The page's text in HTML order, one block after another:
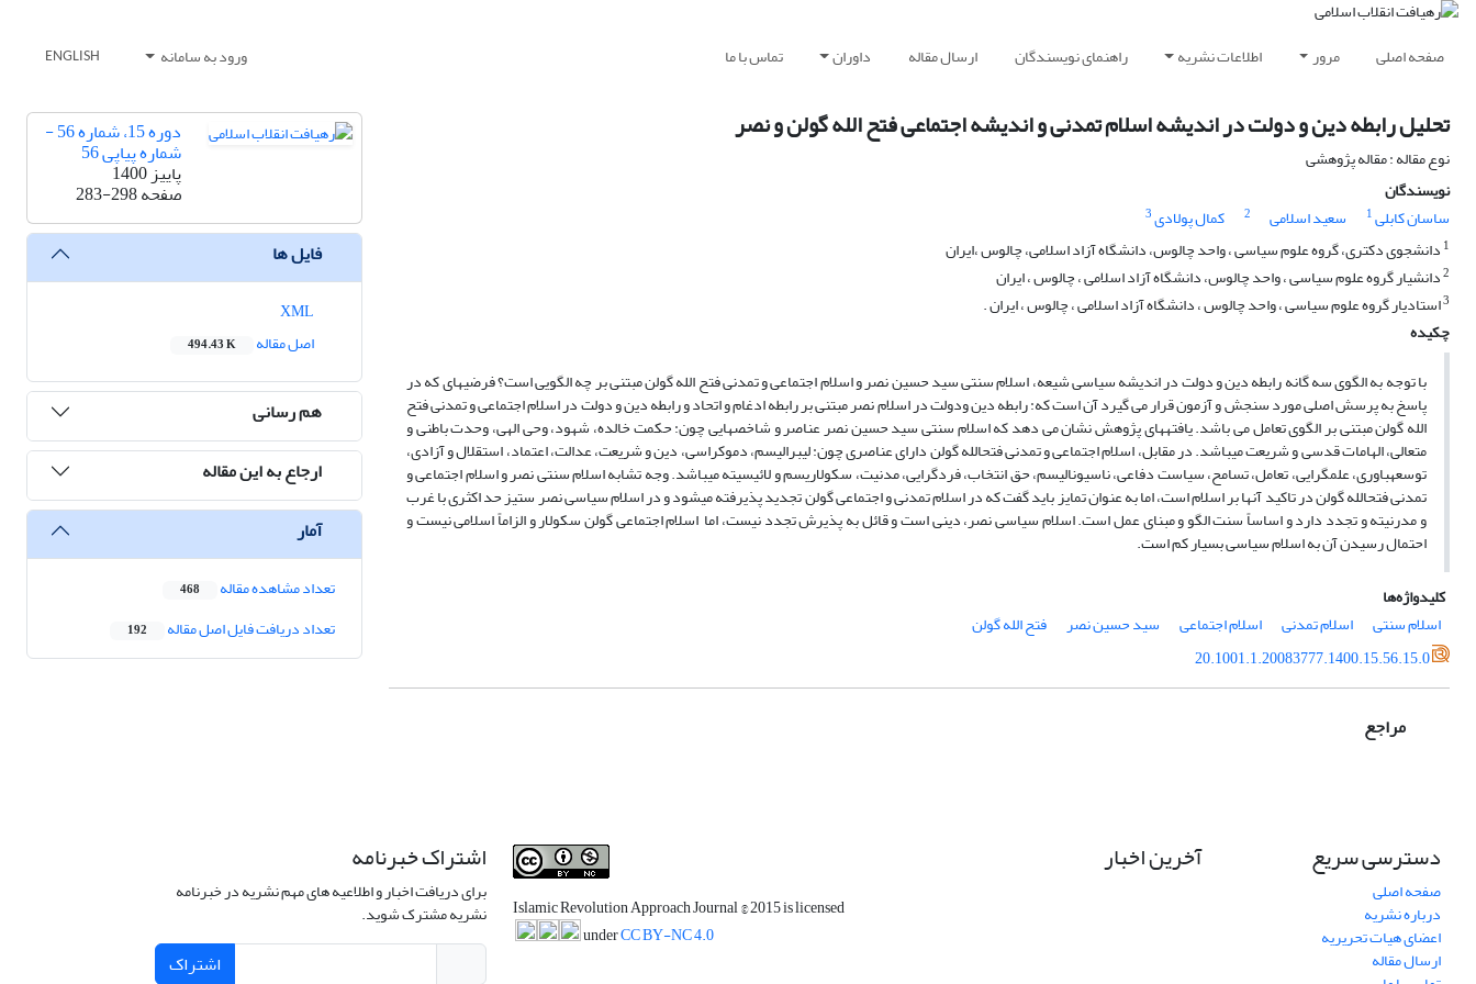
صفحه اصلی مرور اطلاعات نشریه راهنمای نویسندگان ارسال مقاله داوران تماس با ما ورود به سامانه ENGLISH
تحلیل رابطه دین و دولت در اندیشه اسلام تمدنی و اندیشه اجتماعی فتح الله گولن و نصر
نوع مقاله : مقاله پژوهشی
نویسندگان
ساسان کابلی1 سعید اسلامی 2 کمال پولادی3
1 دانشجوی دکتری، گروه علوم سیاسی ، واحد چالوس، دانشگاه آزاد اسلامی، چالوس ،ایران
2دانشیار گروه علوم سیاسی ، واحد چالوس، دانشگاه آزاد اسلامی ، چالوس ، ایران
3استادیار گروه علوم سیاسی ، واحد چالوس ، دانشگاه آزاد اسلامی ، چالوس ، ایران .
چکیده
با توجه به الگوی سه گانه رابطه دین و دولت در اندیشه سیاسی شیعه، اسلام سنتی سید حسین نصر و اسلام اجتماعی و تمدنی فتح الله گولن مبتنی بر چه الگویی است؟ فرضیه­ای که در
پاسخ به پرسش اصلی مورد سنجش و آزمون قرار می گیرد آن است که: رابطه دین ودولت در اسلام نصر مبتنی بر رابطه ادغام و اتحاد و رابطه دین و دولت در اسلام اجتماعی و تمدنی فتح
الله گولن مبتنی بر الگوی تعامل می باشد. یافته­های پژوهش نشان می دهد که اسلام سنتی سید حسین نصر عناصر و شاخص­هایی چون: حکمت خالده، شهود، وحی الهی، وحدت باطنی و
متعالی، الهامات قدسی و شریعت می­باشد. در مقابل، اسلام اجتماعی و تمدنی فتح­الله گولن دارای عناصری چون: لیبرالیسم، دموکراسی، دین و شریعت، عدالت، اعتماد، استقلال و آزادی،
توسعه­باوری، علم­گرایی، تعامل، تسامح، سیاست دفاعی، ناسیونالیسم، حق انتخاب، فردگرایی، مدنیت، سکولاریسم و لائیسیته می­باشد. وجه تشابه اسلام سنتی نصر و اسلام اجتماعی و
تمدنی فتح­الله گولن در تاکید آنها بر اسلام است، اما به عنوان تمایز باید گفت که در اسلام تمدنی و اجتماعی گولن تجدید پذیرفته می­شود و در اسلام سیاسی نصر ستیز حد اکثری با غرب
و مدرنیته و تجدد دارد و اساساً سنت الگو و مبنای عمل است. اسلام سیاسی نصر، دینی است و قائل به پذیرش تجدد نیست، اما اسلام اجتماعی گولن سکولار و الزاماً اسلامی نیست و
احتمال رسیدن آن به اسلام سیاسی بسیار کم است.
کلیدواژه‌ها
اسلام سنتی
اسلام تمدنی اسلام اجتماعی سید حسین نصر
فتح الله گولن
20.1001.1.20083777.1400.15.56.15.0
مراجع
دوره 15، شماره 56 -
شماره پیاپی 56
پاییز 1400
صفحه283-298
فایل ها
اصل مقاله
494.43 K
هم رسانی
ارجاع به این مقاله
آمار
تعداد مشاهده مقاله 468
تعداد دریافت فایل اصل مقاله 192
دسترسی سریع
صفحه اصلی
درباره نشریه
اعضای هیات تحریریه
ارسال مقاله
آخرین اخبار
Islamic Revolution Approach Journal© 2015 is licensed
underCC BY-NC 4.0
اشتراک خبرنامه
برای دریافت اخبار و اطلاعیه های مهم نشریه در خبرنامه
نشریه مشترک شوید.
اشتراک